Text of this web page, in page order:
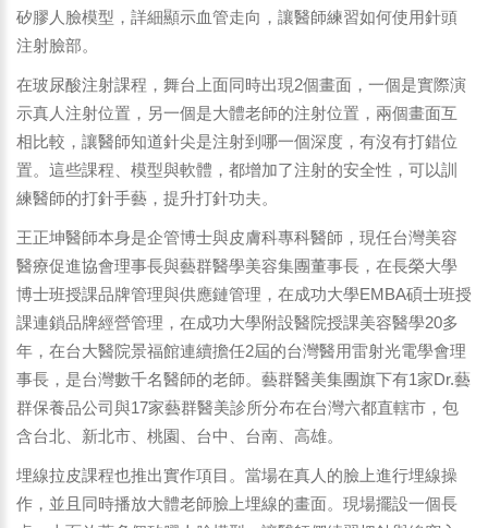
矽膠人臉模型，詳細顯示血管走向，讓醫師練習如何使用針頭
注射臉部。
在玻尿酸注射課程，舞台上面同時出現2個畫面，一個是實際演
示真人注射位置，另一個是大體老師的注射位置，兩個畫面互
相比較，讓醫師知道針尖是注射到哪一個深度，有沒有打錯位
置。這些課程、模型與軟體，都增加了注射的安全性，可以訓
練醫師的打針手藝，提升打針功夫。
王正坤醫師本身是企管博士與皮膚科專科醫師，現任台灣美容
醫療促進協會理事長與藝群醫學美容集團董事長，在長榮大學
博士班授課品牌管理與供應鏈管理，在成功大學EMBA碩士班授
課連鎖品牌經營管理，在成功大學附設醫院授課美容醫學20多
年，在台大醫院景福館連續擔任2屆的台灣醫用雷射光電學會理
事長，是台灣數千名醫師的老師。藝群醫美集團旗下有1家Dr.藝
群保養品公司與17家藝群醫美診所分布在台灣六都直轄市，包
含台北、新北市、桃園、台中、台南、高雄。
埋線拉皮課程也推出實作項目。當場在真人的臉上進行埋線操
作，並且同時播放大體老師臉上埋線的畫面。現場擺設一個長